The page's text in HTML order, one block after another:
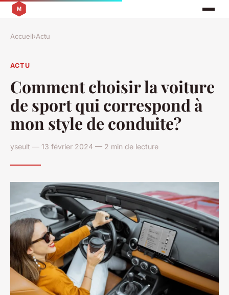
Accueil›Actu
ACTU
Comment choisir la voiture
de sport qui correspond à
mon style de conduite?
yseult — 13 février 2024 — 2 min de lecture